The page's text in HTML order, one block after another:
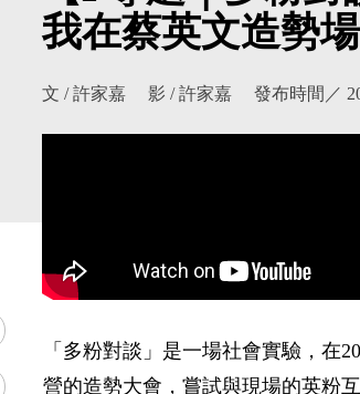
我在蔡英文造勢場
文 / 許家嘉 影 / 許家嘉 發布時間／
「多粉對談」是一場社會實驗，在
營的造勢大會，嘗試與現場的英粉